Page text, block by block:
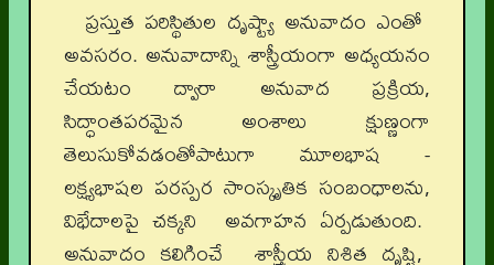
ప్రస్తుత పరిస్థితుల దృష్ట్యా అనువాదం ఎంతో
అవసరం. అనువాదాన్ని శాస్త్రీయంగా అధ్యయనం
చేయటం ద్వారా అనువాద ప్రక్రియ,
సిద్ధాంతపరమైన అంశాలు క్షుణ్ణంగా
తెలుసుకోవడంతోపాటుగా మూలభాష -
లక్ష్యభాషల పరస్పర సాంస్కృతిక సంబంధాలను,
విభేదాలపై చక్కని అవగాహన ఏర్పడుతుంది.
అనువాదం కలిగించే శాస్త్రీయ నిశిత దృష్టి,